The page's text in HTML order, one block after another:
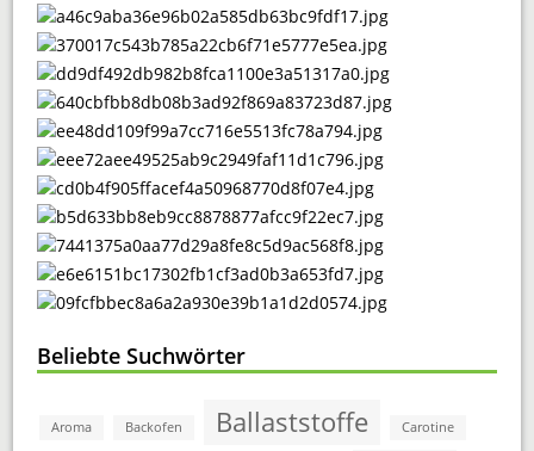
Beliebte Suchwörter
Aroma Backofen Ballaststoffe Carotine